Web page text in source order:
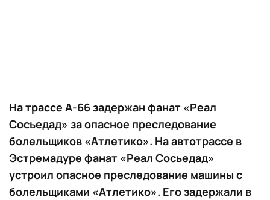
На трассе А-66 задержан фанат «Реал
Сосьедад» за опасное преследование
болельщиков «Атлетико». На автотрассе в
Эстремадуре фанат «Реал Сосьедад»
устроил опасное преследование машины с
болельщиками «Атлетико». Его задержали в